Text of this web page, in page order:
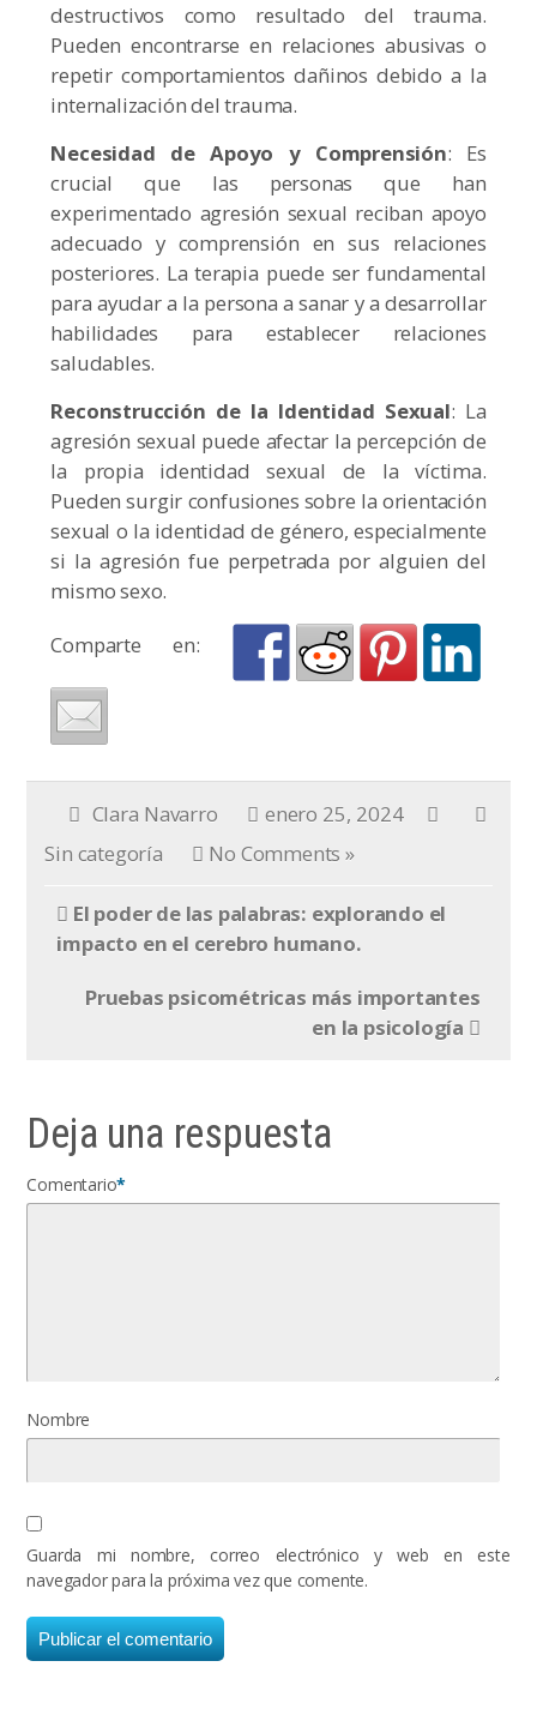
destructivos como resultado del trauma.
Pueden encontrarse en relaciones abusivas o
repetir comportamientos dañinos debido a la
internalización del trauma.
Necesidad de Apoyo y Comprensión: Es
crucial que las personas que han
experimentado agresión sexual reciban apoyo
adecuado y comprensión en sus relaciones
posteriores. La terapia puede ser fundamental
para ayudar a la persona a sanar y a desarrollar
habilidades para establecer relaciones
saludables.
Reconstrucción de la Identidad Sexual: La
agresión sexual puede afectar la percepción de
la propia identidad sexual de la víctima.
Pueden surgir confusiones sobre la orientación
sexual o la identidad de género, especialmente
si la agresión fue perpetrada por alguien del
mismo sexo.
Comparte en:
Clara Navarro
enero 25, 2024
Sin categoría
No Comments »
El poder de las palabras: explorando el
impacto en el cerebro humano.
Pruebas psicométricas más importantes
en la psicología
Deja una respuesta
Comentario*
Nombre
Guarda mi nombre, correo electrónico y web en este
navegador para la próxima vez que comente.